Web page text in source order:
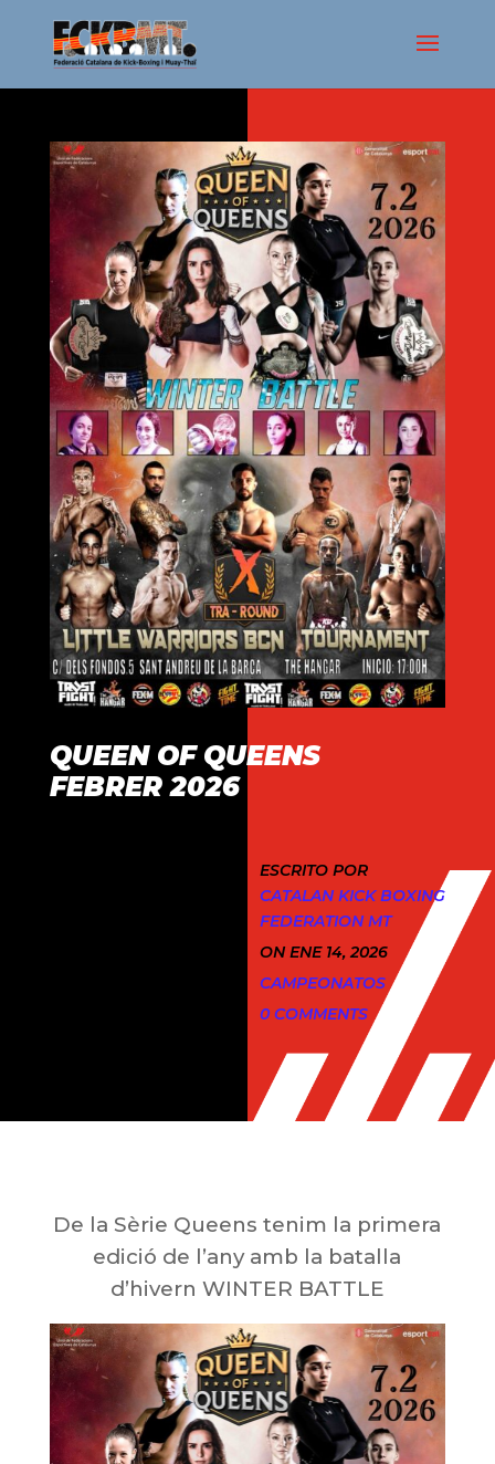
QUEEN OF QUEENS
FEBRER 2026
ESCRITO POR
CATALAN KICK BOXING
FEDERATION MT
ON ENE 14, 2026
CAMPEONATOS
0 COMMENTS
De la Sèrie Queens tenim la primera
edició de l’any amb la batalla
d’hivern WINTER BATTLE